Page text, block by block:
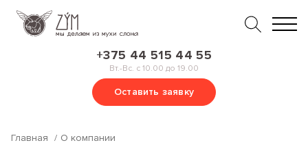
+375 44 515 44 55
Вт.-Вс. с 10.00 до 19.00
Оставить заявку
Главная О компании